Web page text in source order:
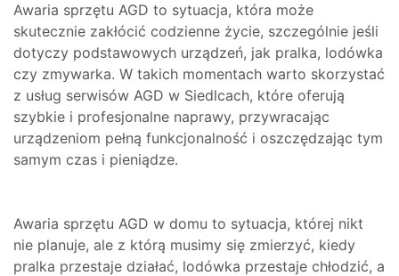
Awaria sprzętu AGD to sytuacja, która może
skutecznie zakłócić codzienne życie, szczególnie jeśli
dotyczy podstawowych urządzeń, jak pralka, lodówka
czy zmywarka. W takich momentach warto skorzystać
z usług serwisów AGD w Siedlcach, które oferują
szybkie i profesjonalne naprawy, przywracając
urządzeniom pełną funkcjonalność i oszczędzając tym
samym czas i pieniądze.
Awaria sprzętu AGD w domu to sytuacja, której nikt
nie planuje, ale z którą musimy się zmierzyć, kiedy
pralka przestaje działać, lodówka przestaje chłodzić, a